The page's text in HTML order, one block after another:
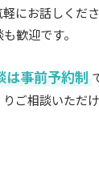
にお話しくだ
歓迎です。
は事前予約制
ご相談いただ